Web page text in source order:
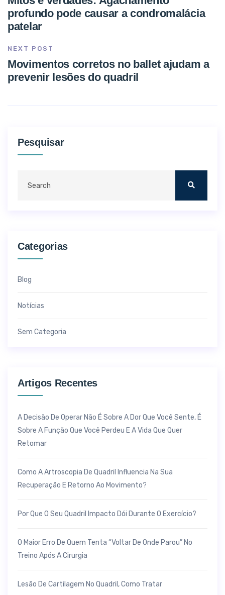
profundo pode causar a condromalácia
patelar
NEXT POST
Movimentos corretos no ballet ajudam a
prevenir lesões do quadril
Pesquisar
Categorias
Blog
Notícias
Sem Categoria
Artigos Recentes
A Decisão De Operar Não É Sobre A Dor Que Você Sente, É
Sobre A Função Que Você Perdeu E A Vida Que Quer
Retomar
Como A Artroscopia De Quadril Influencia Na Sua
Recuperação E Retorno Ao Movimento?
Por Que O Seu Quadril Impacto Dói Durante O Exercício?
O Maior Erro De Quem Tenta “voltar De Onde Parou” No
Treino Após A Cirurgia
Lesão De Cartilagem No Quadril, Como Tratar